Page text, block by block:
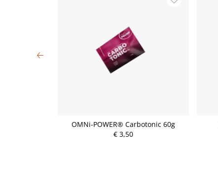
OMNi-POWER® Carbotonic 60g
€ 3,50P